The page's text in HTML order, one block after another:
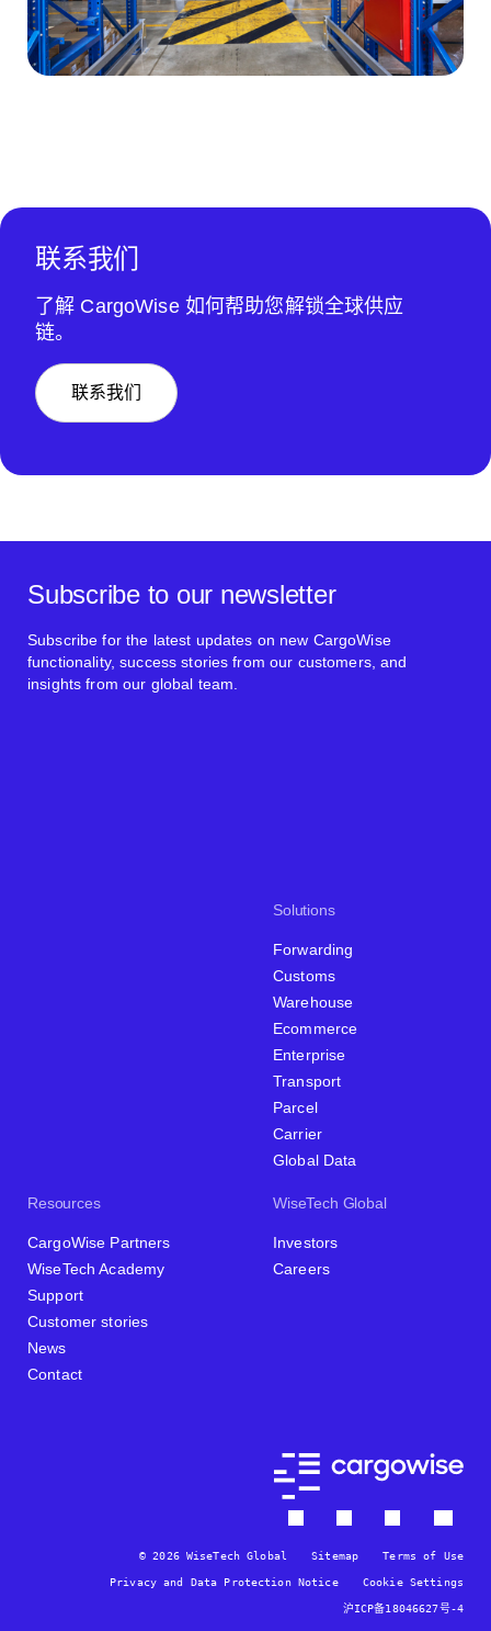
联系我们
了解 CargoWise 如何帮助您解锁全球供应
链。
联系我们
Solutions
Forwarding
Customs
Warehouse
Ecommerce
Enterprise
Transport
Parcel
Carrier
Global Data
Resources
CargoWise Partners
WiseTech Academy
Support
Customer stories
News
Contact
WiseTech Global
Investors
Careers
Subscribe to our newsletter
Subscribe for the latest updates on new CargoWise
functionality, success stories from our customers, and
insights from our global team.
© 2026 WiseTech Global Sitemap Terms of Use
Privacy and Data Protection Notice Cookie Settings
沪ICP备18046627号-4